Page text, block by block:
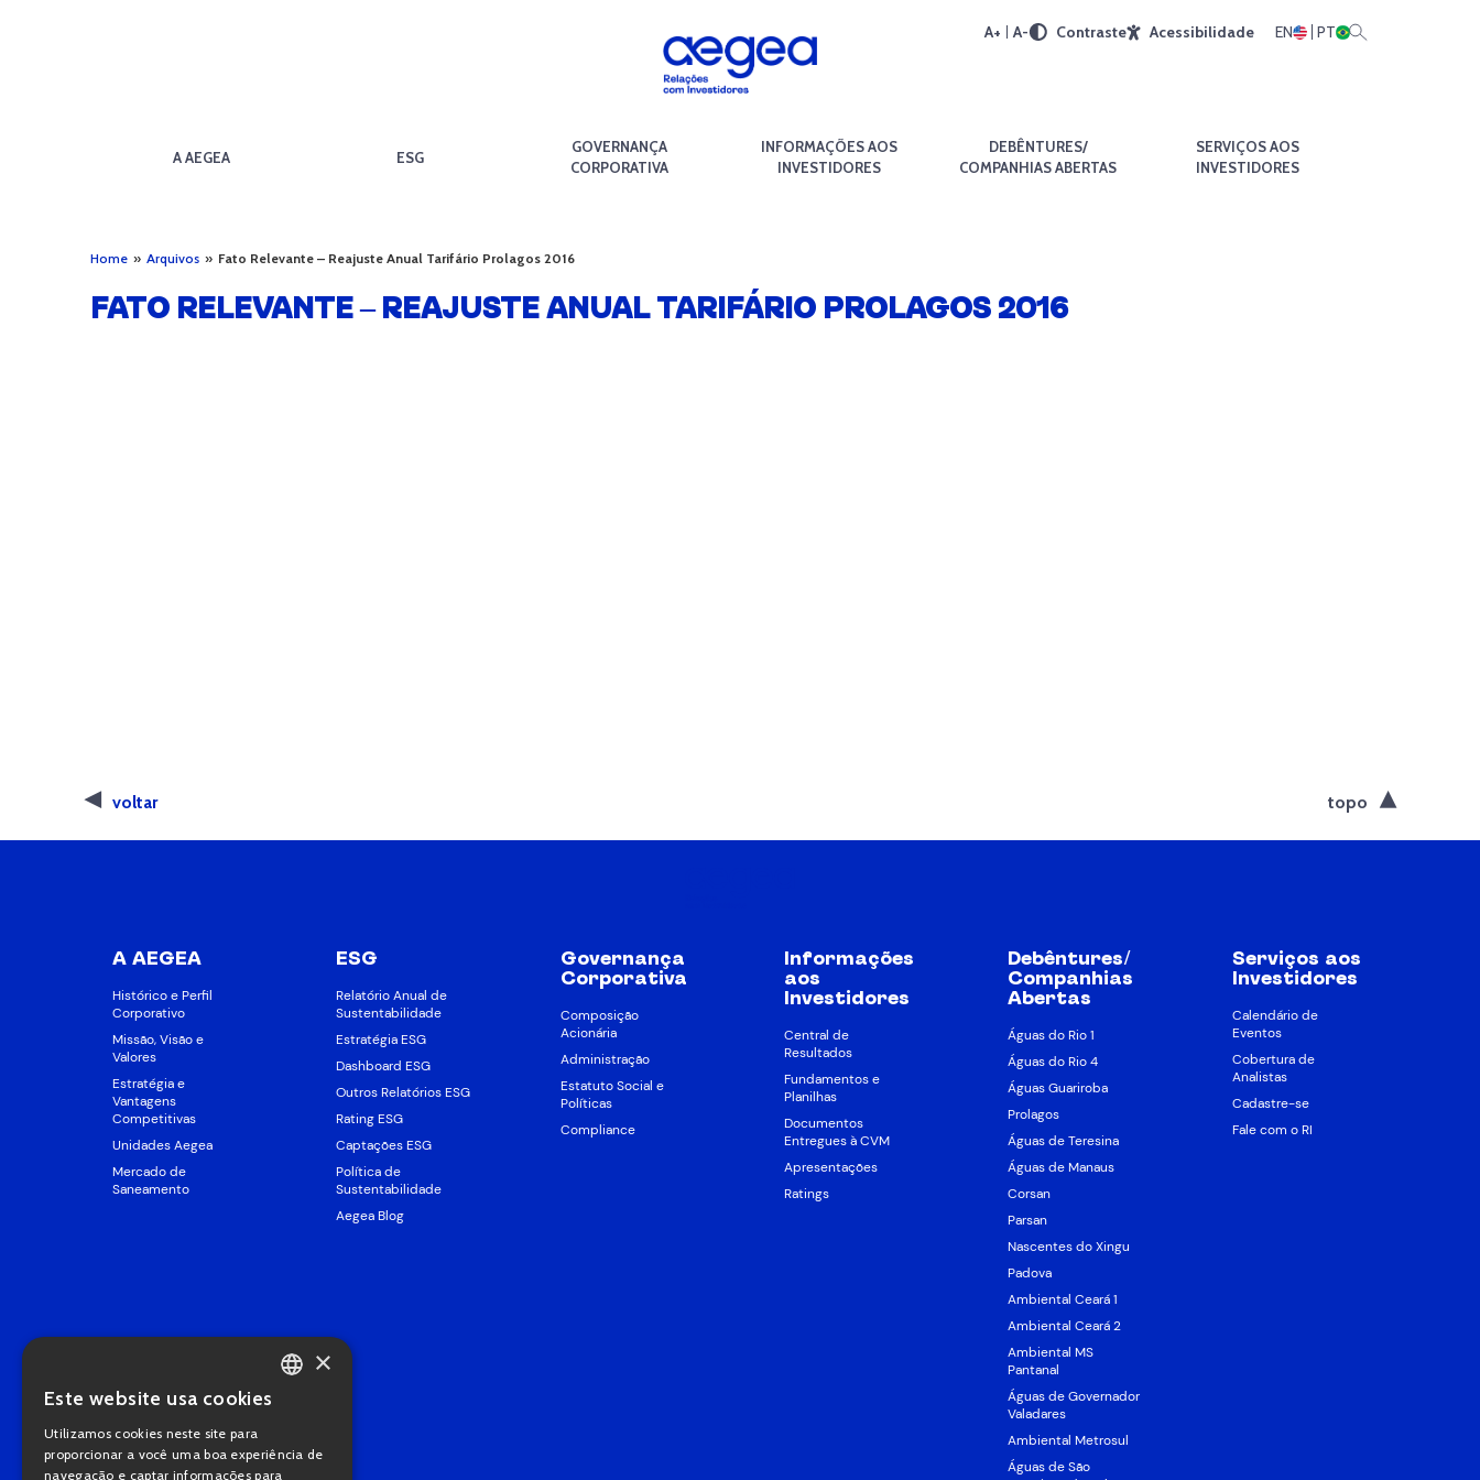
A+ A- Contraste Acessibilidade EN PT
A AEGEA ESG
GOVERNANÇA
CORPORATIVA
INFORMAÇÕES AOS
INVESTIDORES
DEBÊNTURES/
COMPANHIAS ABERTAS
SERVIÇOS AOS
INVESTIDORES
Home » Arquivos » Fato Relevante – Reajuste Anual Tarifário Prolagos 2016
FATO RELEVANTE – REAJUSTE ANUAL TARIFÁRIO PROLAGOS 2016
voltar topo
A AEGEA
Histórico e Perfil
Corporativo
Missão, Visão e
Valores
Estratégia e
Vantagens
Competitivas
Unidades Aegea
Mercado de
Saneamento
ESG
Relatório Anual de
Sustentabilidade
Estratégia ESG
Dashboard ESG
Outros Relatórios ESG
Rating ESG
Captações ESG
Política de
Sustentabilidade
Aegea Blog
Governança
Corporativa
Composição
Acionária
Administração
Estatuto Social e
Políticas
Compliance
Informações
aos
Investidores
Central de
Resultados
Fundamentos e
Planilhas
Documentos
Entregues à CVM
Apresentações
Ratings
Debêntures/
Companhias
Abertas
Águas do Rio 1
Águas do Rio 4
Águas Guariroba
Prolagos
Águas de Teresina
Águas de Manaus
Corsan
Parsan
Nascentes do Xingu
Padova
Ambiental Ceará 1
Ambiental Ceará 2
Ambiental MS
Pantanal
Águas de Governador
Valadares
Ambiental Metrosul
Águas de São
Serviços aos
Investidores
Calendário de
Eventos
Cobertura de
Analistas
Cadastre-se
Fale com o RI
PORTUGUESE
×
Este website usa cookies
Utilizamos cookies neste site para
proporcionar a você uma boa experiência de
navegação e captar informações para